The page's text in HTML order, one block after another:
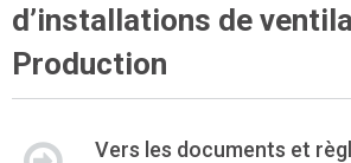
d’installations de
Production
Vers les documents et